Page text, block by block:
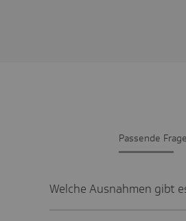
Passende
Welche Ausnahmen gibt